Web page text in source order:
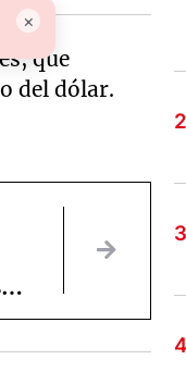
×
que
del dólar.